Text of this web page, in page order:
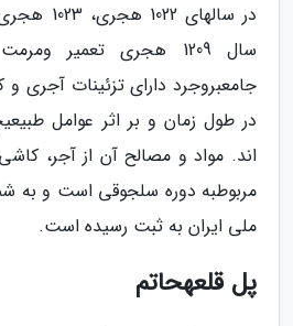
سال 1209 هجری
جامعبروجرد دارای تزئینات آجری
در طول زمان و بر اثر عوامل
اند. مواد و مصالح آن از آجر،
ملی ایران به ثبت رسیده است.
پل قلعهحاتم